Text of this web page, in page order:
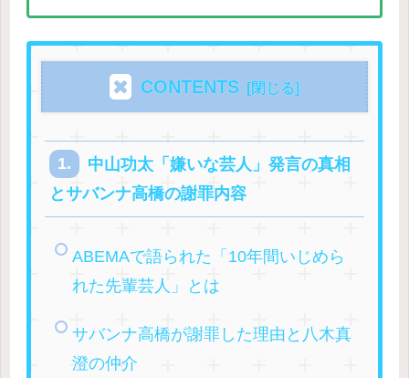
CONTENTS
中山功太「嫌いな芸人」発言の真相
とサバンナ高橋の謝罪内容
ABEMAで語られた「10年間いじめら
れた先輩芸人」とは
サバンナ高橋が謝罪した理由と八木真
澄の仲介